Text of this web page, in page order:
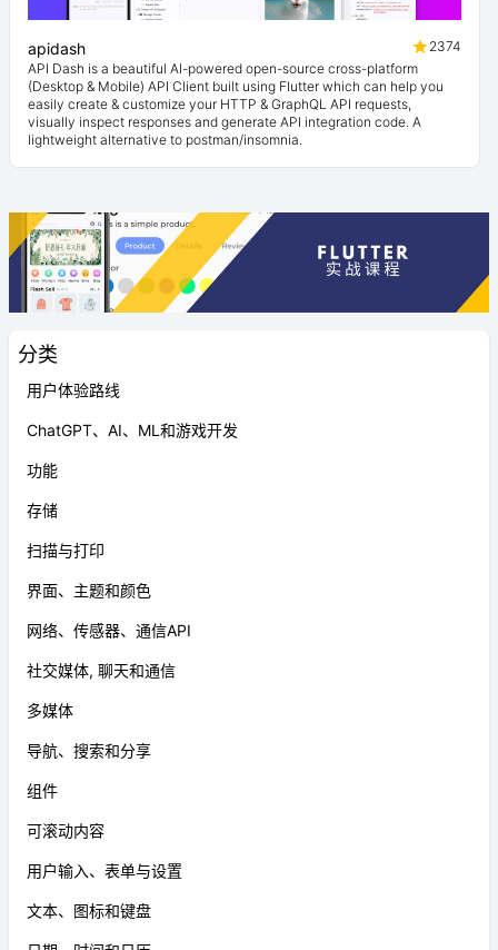
分类
用户体验路线
ChatGPT、AI、ML和游戏开发
功能
存储
扫描与打印
界面、主题和颜色
网络、传感器、通信API
社交媒体, 聊天和通信
多媒体
导航、搜索和分享
组件
可滚动内容
用户输入、表单与设置
文本、图标和键盘
apidash
2374
API Dash is a beautiful AI-powered open-source cross-platform
(Desktop & Mobile) API Client built using Flutter which can help you
easily create & customize your HTTP & GraphQL API requests,
visually inspect responses and generate API integration code. A
lightweight alternative to postman/insomnia.